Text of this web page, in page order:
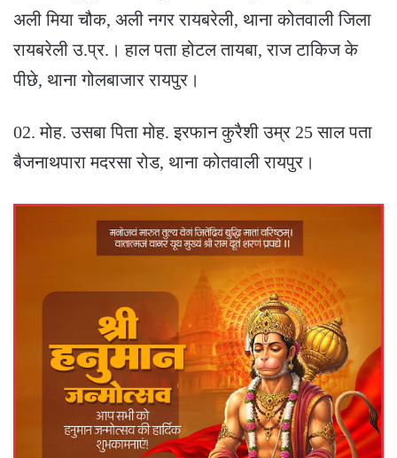
अली मिया चौक, अली नगर रायबरेली, थाना कोतवाली जिला
रायबरेली उ.प्र.। हाल पता होटल तायबा, राज टाकिज के
पीछे, थाना गोलबाजार रायपुर।
02. मोह. उसबा पिता मोह. इरफान कुरैशी उम्र 25 साल पता
बैजनाथपारा मदरसा रोड, थाना कोतवाली रायपुर।